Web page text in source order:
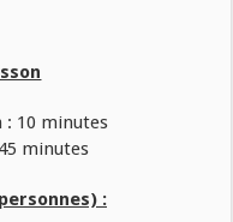
: 10 minutes
minutes
: